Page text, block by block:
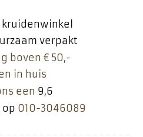
verpakt
boven € 50,-
in huis
een 9,6
op 010-3046089